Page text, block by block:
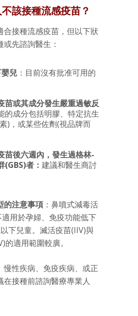
該接種流感疫苗？
合接種流感疫苗，但以下狀
先諮詢醫生：
兒 ：目前沒有批准可用的
苗或其成分發生嚴重過敏反
的成分包括明膠、特定抗生
)，或某些佐劑(視品牌而
苗後六週內，發生過格林-
(GBS)者： 建議和醫生商討
的注意事項 ：鼻噴式減毒活
用於孕婦、免疫功能低下
下兒童。滅活疫苗(IIV)與
的適用範圍較廣。
慢性疾病、免疫疾病、或正
在接種前諮詢醫療專業人